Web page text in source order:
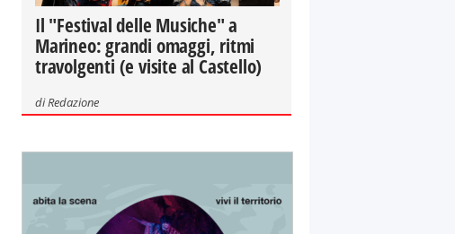
Il "Festival delle Musiche" a
Marineo: grandi omaggi, ritmi
travolgenti (e visite al Castello)
diRedazione